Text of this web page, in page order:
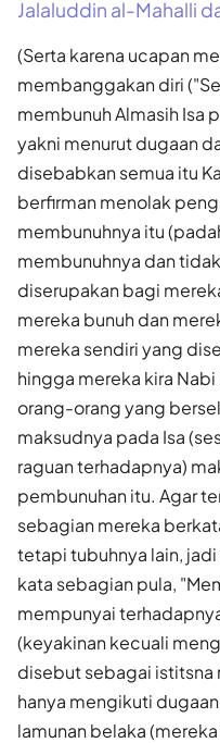
Jalaluddin al-Mahalli
(Serta karena ucapan
membanggakan diri
membunuh Almasih Isa
yakni menurut dugaan
disebabkan semua itu
berfirman menolak
membunuhnya itu
membunuhnya dan
diserupakan bagi
mereka bunuh dan
mereka sendiri yang
hingga mereka kira
orang-orang yang
maksudnya pada Isa
raguan terhadapnya)
pembunuhan itu. Agar
sebagian mereka
tetapi tubuhnya lain,
kata sebagian pula,
mempunyai
(keyakinan kecuali
disebut sebagai istitsna
hanya mengikuti
lamunan belaka